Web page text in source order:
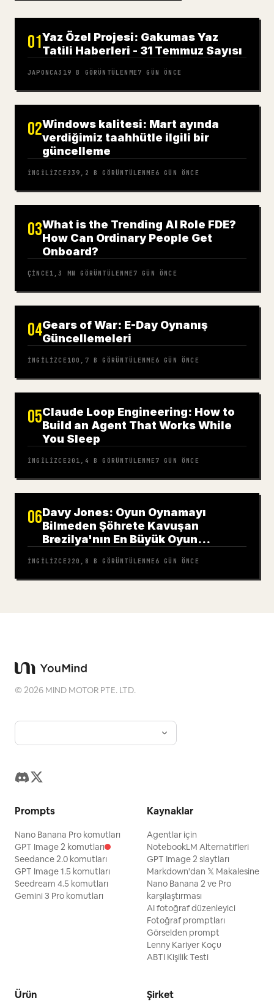
01Yaz Özel Projesi: Gakumas Yaz
Tatili Haberleri - 31 Temmuz Sayısı
JAPONCA319 B GÖRÜNTÜLENME7 GÜN ÖNCE
02Windows kalitesi: Mart ayında
verdiğimiz taahhütle ilgili bir
güncelleme
İNGILIZCE 239,2 B GÖRÜNTÜLENME 6 GÜN ÖNCE
03What is the Trending AI Role FDE?
How Can Ordinary People Get
Onboard?
ÇINCE 1,3 MN GÖRÜNTÜLENME7 GÜN ÖNCE
04Gears of War: E-Day Oynanış
Güncellemeleri
İNGILIZCE 100,7 B GÖRÜNTÜLENME 6 GÜN ÖNCE
05Claude Loop Engineering: How to
Build an Agent That Works While
You Sleep
İNGILIZCE 201,4 B GÖRÜNTÜLENME7 GÜN ÖNCE
06Davy Jones: Oyun Oynamayı
Bilmeden Şöhrete Kavuşan
Brezilya'nın En Büyük Oyun
İNGILIZCE 220,8 B GÖRÜNTÜLENME 6 GÜN ÖNCE
©2026 MIND MOTOR PTE. LTD.
Prompts
Nano Banana Pro komutları
GPT Image 2 komutları
Seedance 2.0 komutları
GPT Image 1.5 komutları
Seedream 4.5 komutları
Gemini 3 Pro komutları
Kaynaklar
Agentlar için
NotebookLM Alternatifleri
GPT Image 2 slaytları
Markdown'dan 𝕏 Makalesine
Nano Banana 2 ve Pro
karşılaştırması
AI fotoğraf düzenleyici
Fotoğraf promptları
Görselden prompt
Lenny Kariyer Koçu
ABTI Kişilik Testi
Ürün Şirket